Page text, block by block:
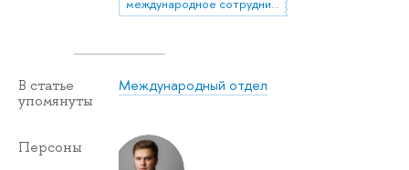
международное сотрудничество
В статье
упомянуты
Международный отдел
Персоны